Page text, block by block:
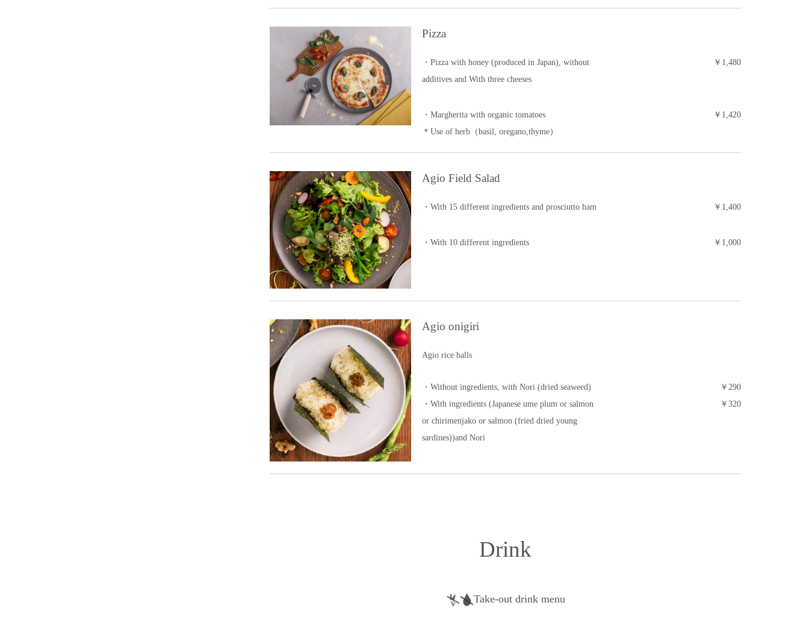
Pizza
・Pizza with honey (produced in Japan), without
additives and With three cheeses
￥1,480
・Margherita with organic tomatoes
＊Use of herb（basil, oregano,thyme）
￥1,420
Agio Field Salad
・With 15 different ingredients and prosciutto ham ￥1,400
・With 10 different ingredients ￥1,000
Agio onigiri
Agio rice balls
・Without ingredients, with Nori (dried seaweed)
￥290
・With ingredients (Japanese ume plum or salmon
or chirimenjako or salmon (fried dried young
sardines))and Nori
￥320
Drink
Take-out drink menu